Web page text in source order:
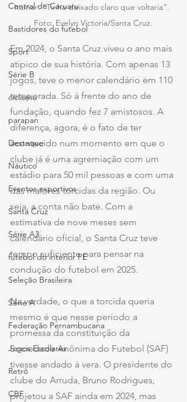
Central de Caruaru
Bastidores do futebol
Sport
Série B
ciclismo
parapan
Destaque
Náutico
Eventos esportivos
Santa Cruz
Série A3
futebol do interior PE
Seleção Brasileira
Série A
Federação Pernambucana
Jogos Escolares
Retrô
CBF
Itamar: “Tinha deixado claro que voltaria”.
Foto: Evelyn Victoria/Santa Cruz.
Em 2024, o Santa Cruz viveu o ano mais
atípico de sua história. Com apenas 13
jogos, teve o menor calendário em 110
temporada. Só à frente do ano de
fundação, quando fez 7 amistosos. A
diferença, agora, é o fato de ter
acontecido num momento em que o
clube já é uma agremiação com um
estádio para 50 mil pessoas e com uma
das maiores torcidas da região. Ou
seja, a conta não bate. Com a
estimativa de nove meses sem
calendário oficial, o Santa Cruz teve
tempo suficiente para pensar na
condução do futebol em 2025.
Na verdade, o que a torcida queria
mesmo é que nesse período a
promessa da constituição da
Sociedade Anônima do Futebol (SAF)
tivesse andado à vera. O presidente do
clube do Arruda, Bruno Rodrigues,
projetou a SAF ainda em 2024, mas